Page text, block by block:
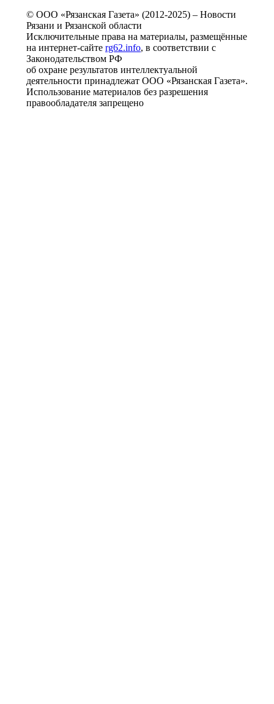
© ООО «Рязанская Газета» (2012-2025) – Новости
Рязани и Рязанской области
Исключительные права на материалы, размещённые
на интернет-сайте rg62.info, в соответствии с
Законодательством РФ
об охране результатов интеллектуальной
деятельности принадлежат ООО «Рязанская Газета».
Использование материалов без разрешения
правообладателя запрещено